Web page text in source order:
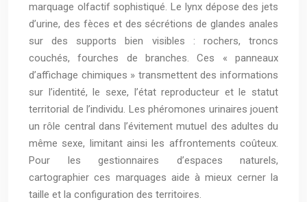
marquage olfactif sophistiqué. Le lynx dépose des jets
d’urine, des fèces et des sécrétions de glandes anales
sur des supports bien visibles : rochers, troncs
couchés, fourches de branches. Ces « panneaux
d’affichage chimiques » transmettent des informations
sur l’identité, le sexe, l’état reproducteur et le statut
territorial de l’individu. Les phéromones urinaires jouent
un rôle central dans l’évitement mutuel des adultes du
même sexe, limitant ainsi les affrontements coûteux.
Pour les gestionnaires d’espaces naturels,
cartographier ces marquages aide à mieux cerner la
taille et la configuration des territoires.